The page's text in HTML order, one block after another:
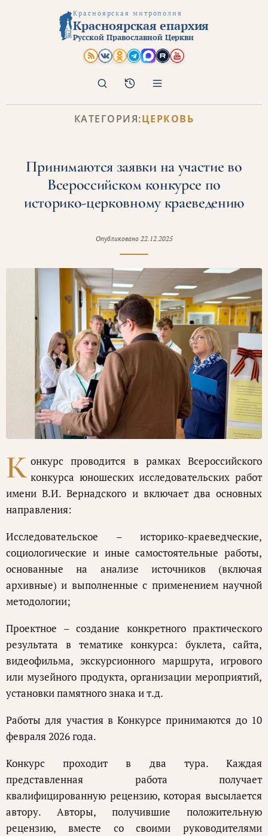
Красноярская митрополия
Красноярская епархия
Русской Православной Церкви
Архив
Поиск
КАТЕГОРИЯ:ЦЕРКОВЬ
Принимаются заявки на участие во
Всероссийском конкурсе по
историко-церковному краеведению
Опубликовано 22.12.2025
К онкурс проводится в рамках Всероссийского
конкурса юношеских исследовательских работ
имени В.И. Вернадского и включает два основных
направления:
Исследовательское – историко-краеведческие,
социологические и иные самостоятельные работы,
основанные на анализе источников (включая
архивные) и выполненные с применением научной
методологии;
Проектное – создание конкретного практического
результата в тематике конкурса: буклета, сайта,
видеофильма, экскурсионного маршрута, игрового
или музейного продукта, организации мероприятий,
установки памятного знака и т.д.
Работы для участия в Конкурсе принимаются до 10
февраля 2026 года.
Конкурс проходит в два тура. Каждая
представленная работа получает
квалифицированную рецензию, которая высылается
автору. Авторы, получившие положительную
рецензию, вместе со своими руководителями